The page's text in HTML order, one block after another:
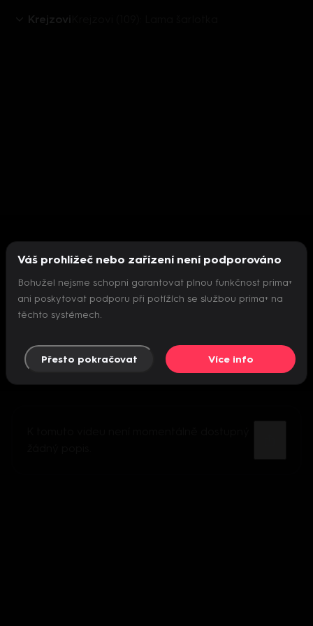
Krejzovi
Nepodařilo se inicializovat přehrávač
Váš prohlížeč nebo zařízení není podporováno
Bohužel nejsme schopni garantovat plnou funkčnost prima+
ani poskytovat podporu při potížích se službou prima+ na
těchto systémech.
Přesto pokračovat Více info